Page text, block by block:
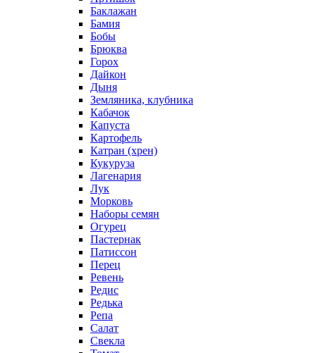
Баклажан
Бамия
Бобы
Брюква
Горох
Дайкон
Дыня
Земляника, клубника
Кабачок
Капуста
Картофель
Катран (хрен)
Кукуруза
Лагенария
Лук
Морковь
Наборы семян
Огурец
Пастернак
Патиссон
Перец
Ревень
Редис
Редька
Репа
Салат
Свекла